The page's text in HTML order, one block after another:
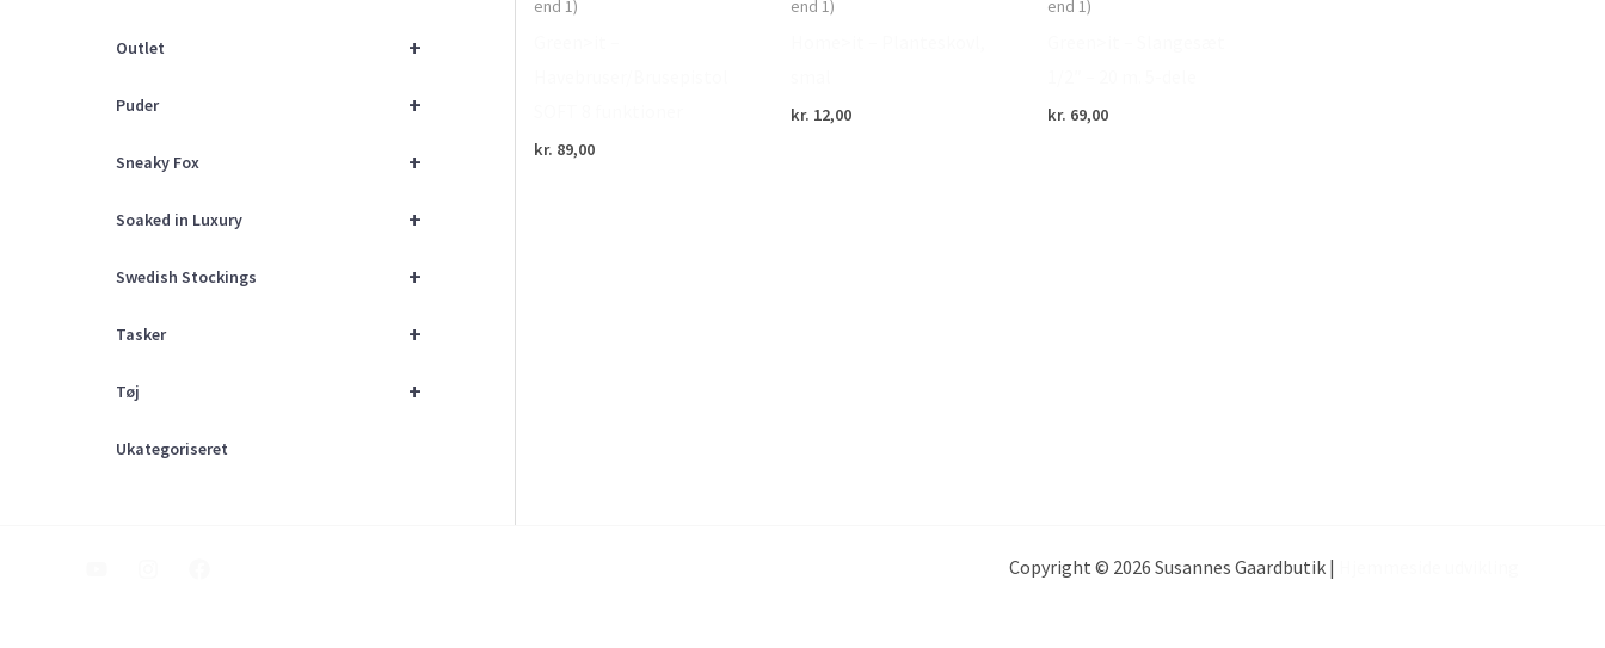
+
Outlet
+
Puder
+
Sneaky Fox
+
Soaked in Luxury
+
Swedish Stockings
+
Tasker
+
Tøj
Ukategoriseret
end 1)
kr. 89,00
end 1)
kr. 12,00
end 1)
kr. 69,00
Copyright © 2026 Susannes Gaardbutik |